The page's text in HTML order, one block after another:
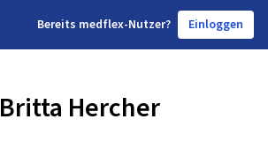
Bereits medflex-Nutzer? Einloggen
Britta Hercher